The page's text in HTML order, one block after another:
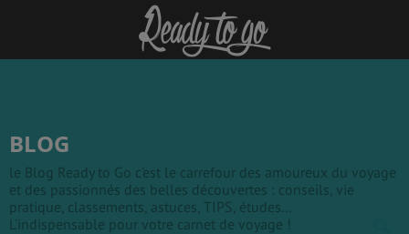
BLOG
le Blog Ready to Go c'est le carrefour des amoureux du voyage
et des passionnés des belles découvertes : conseils, vie
pratique, classements, astuces, TIPS, études...
L'indispensable pour votre carnet de voyage !